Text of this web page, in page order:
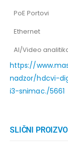
PoE Portovi
Ethernet
AI/Video
https://
nadzor/hdcvi-
i3-snimac./5661
SLIČNI